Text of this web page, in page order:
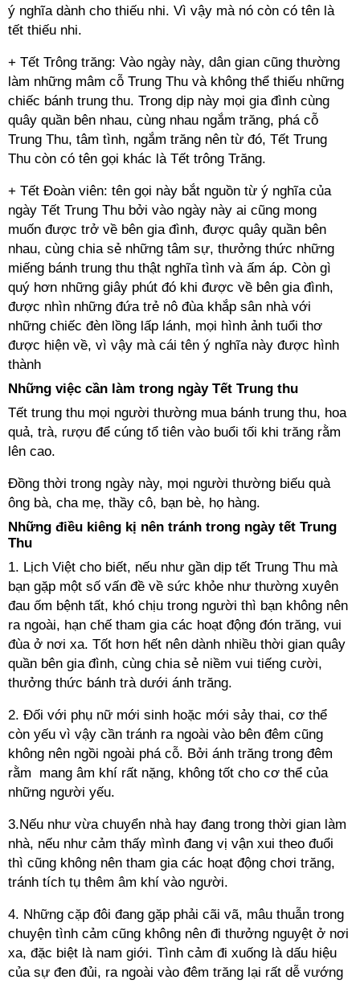
ý nghĩa dành cho thiếu nhi. Vì vậy mà nó còn có tên là
tết thiếu nhi.
+ Tết Trông trăng: Vào ngày này, dân gian cũng thường
làm những mâm cỗ Trung Thu và không thể thiếu những
chiếc bánh trung thu. Trong dịp này mọi gia đình cùng
quây quần bên nhau, cùng nhau ngắm trăng, phá cỗ
Trung Thu, tâm tình, ngắm trăng nên từ đó, Tết Trung
Thu còn có tên gọi khác là Tết trông Trăng.
+ Tết Đoàn viên: tên gọi này bắt nguồn từ ý nghĩa của
ngày Tết Trung Thu bởi vào ngày này ai cũng mong
muốn được trở về bên gia đình, được quây quần bên
nhau, cùng chia sẻ những tâm sự, thưởng thức những
miếng bánh trung thu thật nghĩa tình và ấm áp. Còn gì
quý hơn những giây phút đó khi được về bên gia đình,
được nhìn những đứa trẻ nô đùa khắp sân nhà với
những chiếc đèn lồng lấp lánh, mọi hình ảnh tuổi thơ
được hiện về, vì vậy mà cái tên ý nghĩa này được hình
thành
Những việc cần làm trong ngày Tết Trung thu
Tết trung thu mọi người thường mua bánh trung thu, hoa
quả, trà, rượu để cúng tổ tiên vào buổi tối khi trăng rằm
lên cao.
Đồng thời trong ngày này, mọi người thường biếu quà
ông bà, cha mẹ, thầy cô, bạn bè, họ hàng.
Những điều kiêng kị nên tránh trong ngày tết Trung
Thu
1. Lịch Việt cho biết, nếu như gần dịp tết Trung Thu mà
bạn gặp một số vấn đề về sức khỏe như thường xuyên
đau ốm bệnh tất, khó chịu trong người thì bạn không nên
ra ngoài, hạn chế tham gia các hoạt động đón trăng, vui
đùa ở nơi xa. Tốt hơn hết nên dành nhiều thời gian quây
quần bên gia đình, cùng chia sẻ niềm vui tiếng cười,
thưởng thức bánh trà dưới ánh trăng.
2. Đối với phụ nữ mới sinh hoặc mới sảy thai, cơ thể
còn yếu vì vậy cần tránh ra ngoài vào bên đêm cũng
không nên ngồi ngoài phá cỗ. Bởi ánh trăng trong đêm
rằm mang âm khí rất nặng, không tốt cho cơ thể của
những người yếu.
3.Nếu như vừa chuyển nhà hay đang trong thời gian làm
nhà, nếu như cảm thấy mình đang vị vận xui theo đuổi
thì cũng không nên tham gia các hoạt động chơi trăng,
tránh tích tụ thêm âm khí vào người.
4. Những cặp đôi đang gặp phải cãi vã, mâu thuẫn trong
chuyện tình cảm cũng không nên đi thưởng nguyệt ở nơi
xa, đặc biệt là nam giới. Tình cảm đi xuống là dấu hiệu
của sự đen đủi, ra ngoài vào đêm trăng lại rất dễ vướng